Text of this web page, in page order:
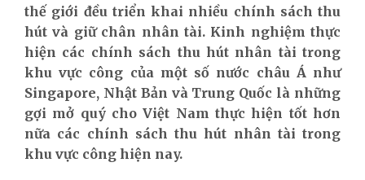
thế giới đều triển khai nhiều chính sách thu
hút và giữ chân nhân tài. Kinh nghiệm thực
hiện các chính sách thu hút nhân tài trong
khu vực công của một số nước châu Á như
Singapore, Nhật Bản và Trung Quốc là những
gợi mở quý cho Việt Nam thực hiện tốt hơn
nữa các chính sách thu hút nhân tài trong
khu vực công hiện nay.